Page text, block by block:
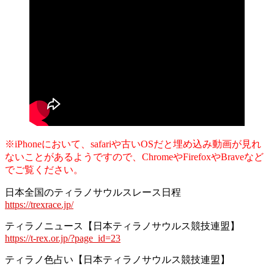
※iPhoneにおいて、safariや古いOSだと埋め込み動画が見れ
ないことがあるようですので、ChromeやFirefoxやBraveなど
でご覧ください。
日本全国のティラノサウルスレース日程
https://trexrace.jp/
ティラノニュース【日本ティラノサウルス競技連盟】
https://t-rex.or.jp/?page_id=23
ティラノ色占い【日本ティラノサウルス競技連盟】